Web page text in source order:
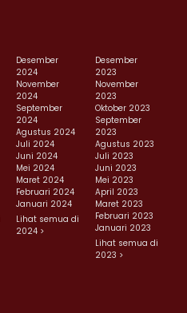
Desember
2024
November
2024
September
2024
Agustus 2024
Juli 2024
Juni 2024
Mei 2024
Maret 2024
Februari 2024
Januari 2024
Lihat semua di
2024 >
Desember
2023
November
2023
Oktober 2023
September
2023
Agustus 2023
Juli 2023
Juni 2023
Mei 2023
April 2023
Maret 2023
Februari 2023
Januari 2023
Lihat semua di
2023 >